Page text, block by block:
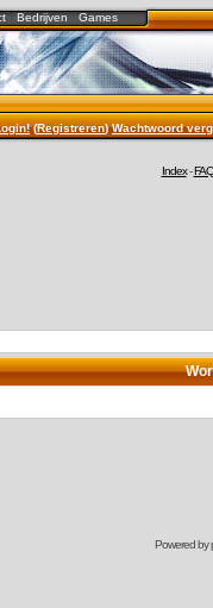
Bedrijven Games
(Registreren)Wachtwoord
Index-FAQ
Powered by